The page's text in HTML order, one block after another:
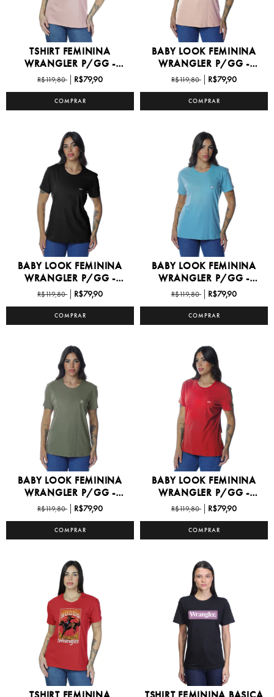
TSHIRT FEMININA
WRANGLER P/GG -
WF5746
R$119,80 R$79,90
COMPRAR
BABY LOOK FEMININA
WRANGLER P/GG -
WF551...
R$119,80 R$79,90
COMPRAR
BABY LOOK FEMININA
WRANGLER P/GG -
WF551...
R$119,80 R$79,90
COMPRAR
BABY LOOK FEMININA
WRANGLER P/GG -
WF551...
R$119,80 R$79,90
COMPRAR
BABY LOOK FEMININA
WRANGLER P/GG -
WF551...
R$119,80 R$79,90
COMPRAR
BABY LOOK FEMININA
WRANGLER P/GG -
WF551...
R$119,80 R$79,90
COMPRAR